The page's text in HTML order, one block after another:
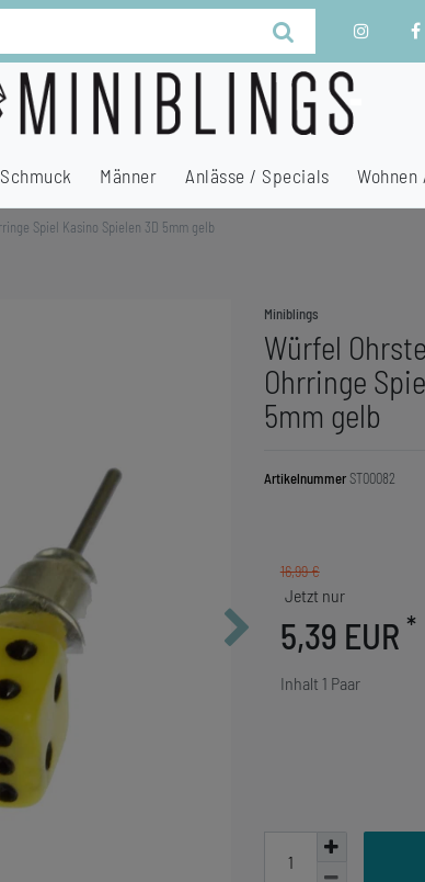
Männer Anlässe / Specials
Spiel Kasino Spielen 3D 5mm gelb
Miniblings
Würfel
Ohrringe
5mm gelb
ArtikelnummerST00082
16,99 €
5,39 EUR *
Inhalt 1 Paar